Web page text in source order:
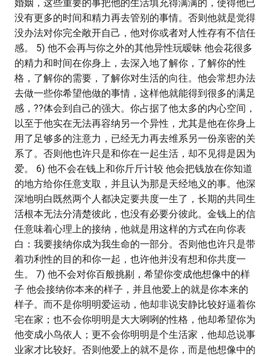
婚姻，这些重要的事把他的生活填充得满满的，使得他已
没有更多的时间和精力再去管别的事情。否则他就是觉得
没办法对你完全敞开自己，他对你或者对人性存有不信任
感。 5) 他不会再与你之外的其他异性玩暧昧 他会花很多
的精力和时间在你身上，去深入地了解你，了解你的性
格，了解你的需要，了解你对生活的向往。他会常想办法
去做一些你希望他做的事情，这样他就能得到很多的满足
感，??体会到自己的强大。你占据了他太多的内心空间，
以至于他实在无法再容纳另一个异性，尤其是他在你身上
用了足够多的注意力，已经无力再去维系另一份亲密的关
系了。否则他也许只是和你在一起生活，却不见得是因为
爱。 6) 他不会在钱上和你斤斤计较 他会把钱放在你知道
的地方给你任意支取，并且认为那是天经地义的事。他深
深地明白既然两个人都决定要共度一生了，长期的共同生
活根本无法分清楚彼此，也没有必要分彼此。金钱上的信
任意味着心理上的接纳，他就是用这样的方式在向你表
白：我要接纳你成为我生命的一部分。否则他也许只是带
着功利性的目的和你一起，也许他并没有想和你共度一
生。 7) 他不会对你百般挑剔，希望你变成他想像中的样
子 他会接纳你本来的样子，并且他爱上的就是你本来的
样子。而不是你明明爱运动，他却非说安静比较好逼着你
宅在家；也不会你明明是大大咧咧的性格，他却希望你为
他变成小鸟依人；更不会你明明是个生活家，他却总说事
业家才比较好。否则他爱上的就不是你，而是他想像中的